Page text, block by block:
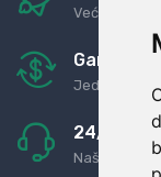
Već za
24/7
Naši agenti